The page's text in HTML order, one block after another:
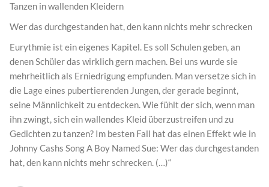
Tanzen in wallenden Kleidern
Wer das durchgestanden hat, den kann nichts mehr schrecken
Eurythmie ist ein eigenes Kapitel. Es soll Schulen geben, an
denen Schüler das wirklich gern machen. Bei uns wurde sie
mehrheitlich als Erniedrigung empfunden. Man versetze sich in
die Lage eines pubertierenden Jungen, der gerade beginnt,
seine Männlichkeit zu entdecken. Wie fühlt der sich, wenn man
ihn zwingt, sich ein wallendes Kleid überzustreifen und zu
Gedichten zu tanzen? Im besten Fall hat das einen Effekt wie in
Johnny Cashs Song A Boy Named Sue: Wer das durchgestanden
hat, den kann nichts mehr schrecken. (…)“